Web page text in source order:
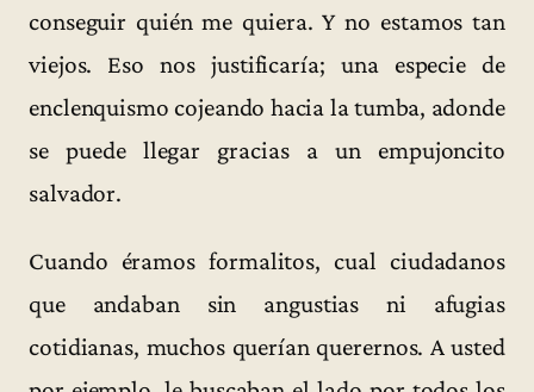
conseguir quién me quiera. Y no estamos tan
viejos. Eso nos justificaría; una especie de
enclenquismo cojeando hacia la tumba, adonde
se puede llegar gracias a un empujoncito
salvador.
Cuando éramos formalitos, cual ciudadanos
que andaban sin angustias ni afugias
cotidianas, muchos querían querernos. A usted